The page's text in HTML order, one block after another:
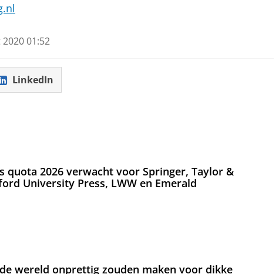
01:52
LinkedIn
quota 2026 verwacht voor Springer, Taylor &
University Press, LWW en Emerald
wereld onprettig zouden maken voor dikke